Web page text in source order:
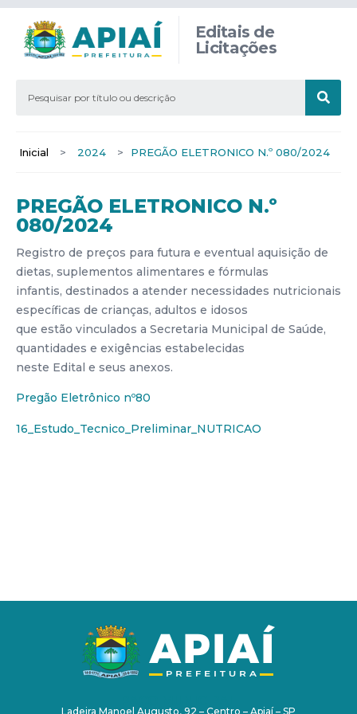
Editais de
Licitações
Inicial > 2024 > PREGÃO ELETRONICO N.º 080/2024
PREGÃO ELETRONICO N.º
080/2024
Registro de preços para futura e eventual aquisição de
dietas, suplementos alimentares e fórmulas
infantis, destinados a atender necessidades nutricionais
específicas de crianças, adultos e idosos
que estão vinculados a Secretaria Municipal de Saúde,
quantidades e exigências estabelecidas
neste Edital e seus anexos.
Pregão Eletrônico nº80
16_Estudo_Tecnico_Preliminar_NUTRICAO
Ladeira Manoel Augusto, 92 – Centro – Apiaí – SP